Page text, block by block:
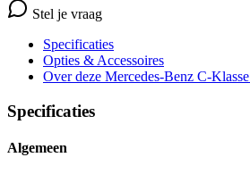
Stel je vraag
Specificaties
Opties & Accessoires
Over deze Mercedes-Benz C-Klasse
Specificaties
Algemeen